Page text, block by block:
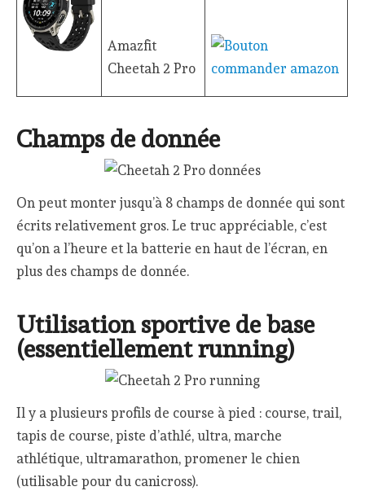
Amazfit
Cheetah 2 Pro
Champs de donnée
On peut monter jusqu’à 8 champs de donnée qui sont
écrits relativement gros. Le truc appréciable, c’est
qu’on a l’heure et la batterie en haut de l’écran, en
plus des champs de donnée.
Utilisation sportive de base
(essentiellement running)
Il y a plusieurs profils de course à pied : course, trail,
tapis de course, piste d’athlé, ultra, marche
athlétique, ultramarathon, promener le chien
(utilisable pour du canicross).